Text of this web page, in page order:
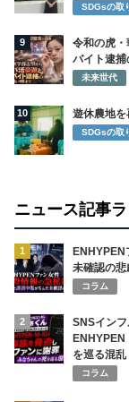
SDGsの取
9
令和の虎
バイト逮
未来世代
10 遊休農地
SDGsの取
ニュース記事
1
ENHYPEN
未確認の悲
コラム
2
SNSイン
を巡る混乱
コラム